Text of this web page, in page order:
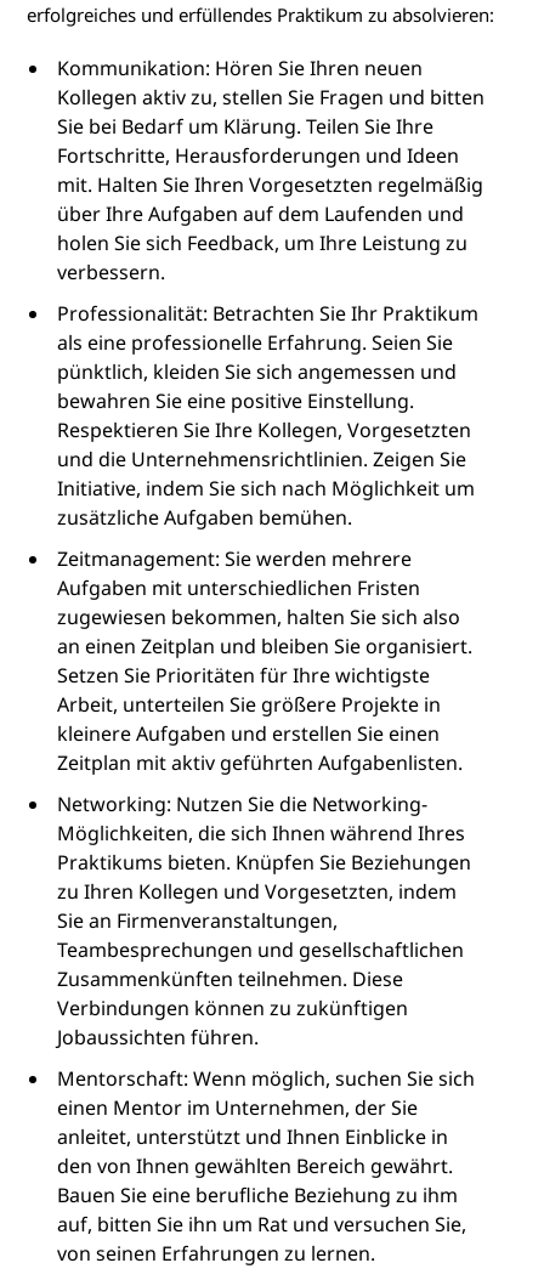
erfolgreiches und erfüllendes Praktikum zu absolvieren:
Kommunikation: Hören Sie Ihren neuen
Kollegen aktiv zu, stellen Sie Fragen und bitten
Sie bei Bedarf um Klärung. Teilen Sie Ihre
Fortschritte, Herausforderungen und Ideen
mit. Halten Sie Ihren Vorgesetzten regelmäßig
über Ihre Aufgaben auf dem Laufenden und
holen Sie sich Feedback, um Ihre Leistung zu
verbessern.
Professionalität: Betrachten Sie Ihr Praktikum
als eine professionelle Erfahrung. Seien Sie
pünktlich, kleiden Sie sich angemessen und
bewahren Sie eine positive Einstellung.
Respektieren Sie Ihre Kollegen, Vorgesetzten
und die Unternehmensrichtlinien. Zeigen Sie
Initiative, indem Sie sich nach Möglichkeit um
zusätzliche Aufgaben bemühen.
Zeitmanagement: Sie werden mehrere
Aufgaben mit unterschiedlichen Fristen
zugewiesen bekommen, halten Sie sich also
an einen Zeitplan und bleiben Sie organisiert.
Setzen Sie Prioritäten für Ihre wichtigste
Arbeit, unterteilen Sie größere Projekte in
kleinere Aufgaben und erstellen Sie einen
Zeitplan mit aktiv geführten Aufgabenlisten.
Networking: Nutzen Sie die Networking-
Möglichkeiten, die sich Ihnen während Ihres
Praktikums bieten. Knüpfen Sie Beziehungen
zu Ihren Kollegen und Vorgesetzten, indem
Sie an Firmenveranstaltungen,
Teambesprechungen und gesellschaftlichen
Zusammenkünften teilnehmen. Diese
Verbindungen können zu zukünftigen
Jobaussichten führen.
Mentorschaft: Wenn möglich, suchen Sie sich
einen Mentor im Unternehmen, der Sie
anleitet, unterstützt und Ihnen Einblicke in
den von Ihnen gewählten Bereich gewährt.
Bauen Sie eine berufliche Beziehung zu ihm
auf, bitten Sie ihn um Rat und versuchen Sie,
von seinen Erfahrungen zu lernen.